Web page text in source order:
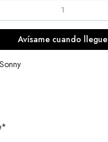
Avísame cuando llegue